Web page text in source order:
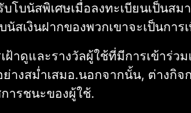
บโบนัสพิเศษเมื่อลงทะเบียนเป็น
สเงินฝากของพวกเขาจะเป็นกา
ฝ้าดูและรางวัลผู้ใช้ที่มีการเข้าร่
างสม่ำเสมอ.นอกจากนั้น, ต่างกิจ
ารชนะของผู้ใช้.